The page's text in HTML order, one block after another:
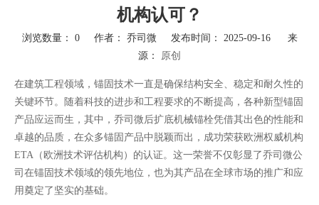
机构认可？
浏览数量： 0作者： 乔司微 发布时间： 2025-09-16 来
源： 原创
["wechat","weibo","qzone","douban","email"]
在建筑工程领域，锚固技术一直是确保结构安全、稳定和耐久性的
关键环节。随着科技的进步和工程要求的不断提高，各种新型锚固
产品应运而生，其中，乔司微后扩底机械锚栓凭借其出色的性能和
卓越的品质，在众多锚固产品中脱颖而出，成功荣获欧洲权威机构
ETA（欧洲技术评估机构）的认证。这一荣誉不仅彰显了乔司微公
司在锚固技术领域的领先地位，也为其产品在全球市场的推广和应
用奠定了坚实的基础。